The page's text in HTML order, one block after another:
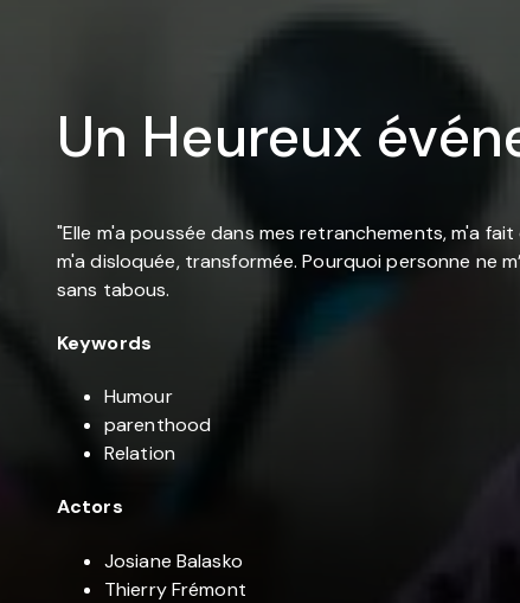
Un Heureux
"Elle m'a poussée dans mes retranchements, m'a
m'a disloquée, transformée. Pourquoi personne ne
sans tabous.
Keywords
Humour
parenthood
Relation
Actors
Josiane Balasko
Thierry Frémont